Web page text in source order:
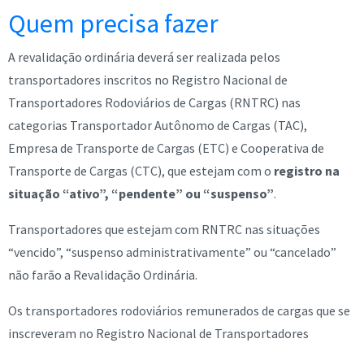
Quem precisa fazer
A revalidação ordinária deverá ser realizada pelos
transportadores inscritos no Registro Nacional de
Transportadores Rodoviários de Cargas (RNTRC) nas
categorias Transportador Autônomo de Cargas (TAC),
Empresa de Transporte de Cargas (ETC) e Cooperativa de
Transporte de Cargas (CTC), que estejam com o registro na
situação “ativo”, “pendente” ou “suspenso”.
Transportadores que estejam com RNTRC nas situações
“vencido”, “suspenso administrativamente” ou “cancelado”
não farão a Revalidação Ordinária.
Os transportadores rodoviários remunerados de cargas que se
inscreveram no Registro Nacional de Transportadores